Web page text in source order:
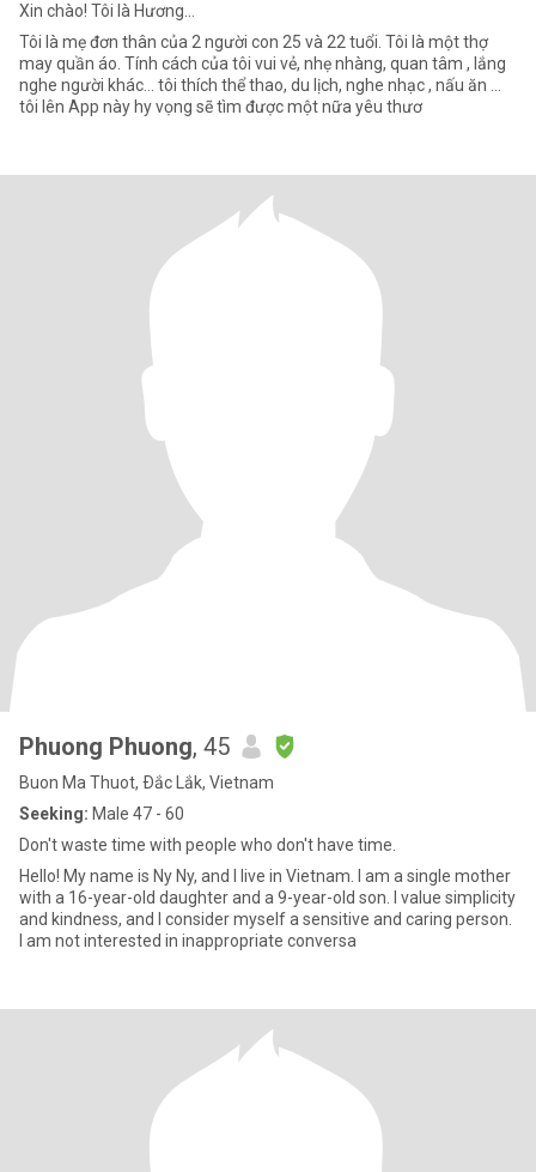
Xin chào! Tôi là Hương…
Tôi là mẹ đơn thân của 2 người con 25 và 22 tuổi. Tôi là một thợ
may quần áo. Tính cách của tôi vui vẻ, nhẹ nhàng, quan tâm , lắng
nghe người khác… tôi thích thể thao, du lịch, nghe nhạc , nấu ăn …
tôi lên App này hy vọng sẽ tìm được một nữa yêu thươ
Phuong Phuong, 45
Buon Ma Thuot, Ðắc Lắk, Vietnam
Seeking: Male 47 - 60
Don't waste time with people who don't have time.
Hello! My name is Ny Ny, and I live in Vietnam. I am a single mother
with a 16-year-old daughter and a 9-year-old son. I value simplicity
and kindness, and I consider myself a sensitive and caring person.
I am not interested in inappropriate conversa